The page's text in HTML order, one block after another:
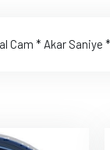
Cam * Akar